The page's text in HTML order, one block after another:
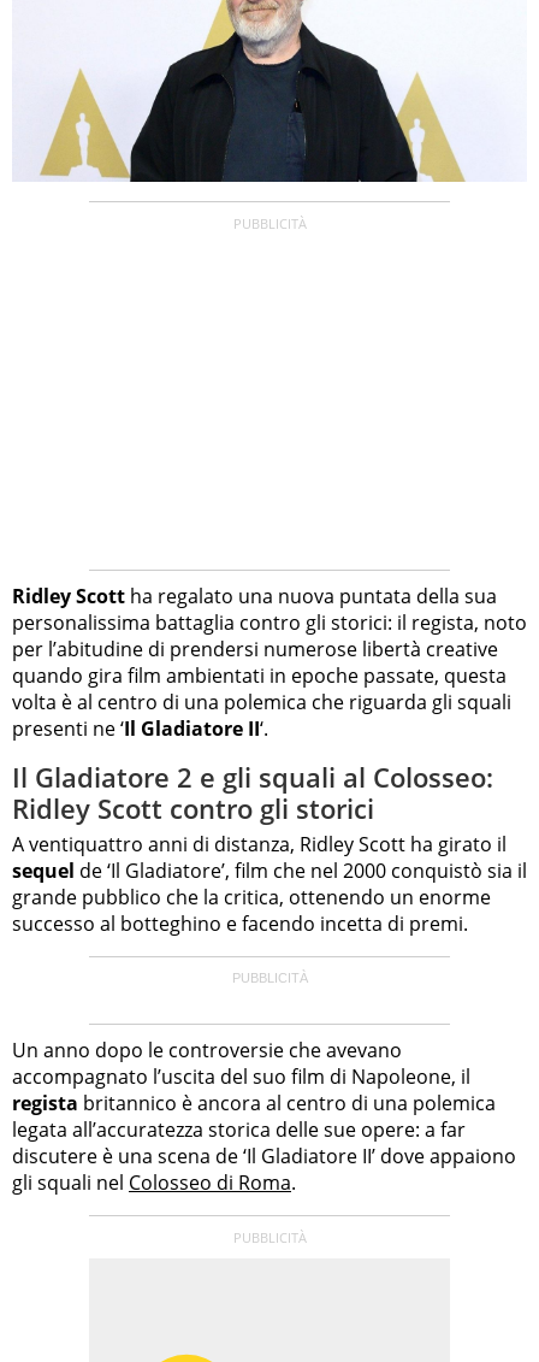
Ridley Scott ha regalato una nuova puntata della sua
personalissima battaglia contro gli storici: il regista, noto
per l’abitudine di prendersi numerose libertà creative
quando gira film ambientati in epoche passate, questa
volta è al centro di una polemica che riguarda gli squali
presenti ne ‘Il Gladiatore II‘.
Il Gladiatore 2 e gli squali al Colosseo:
Ridley Scott contro gli storici
A ventiquattro anni di distanza, Ridley Scott ha girato il
sequel de ‘Il Gladiatore’, film che nel 2000 conquistò sia il
grande pubblico che la critica, ottenendo un enorme
successo al botteghino e facendo incetta di premi.
Un anno dopo le controversie che avevano
accompagnato l’uscita del suo film di Napoleone, il
regista britannico è ancora al centro di una polemica
legata all’accuratezza storica delle sue opere: a far
discutere è una scena de ‘Il Gladiatore II’ dove appaiono
gli squali nel Colosseo di Roma.